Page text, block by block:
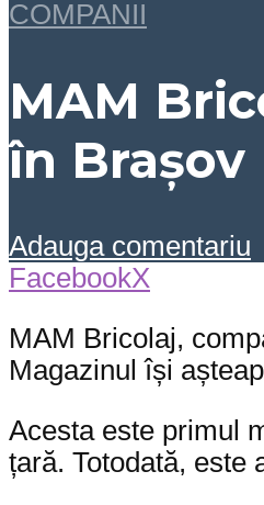
COMPANII
MAM
în Brașov
Adauga comentariu
FacebookX
MAM Bricolaj,
Magazinul își
Acesta este primul
țară. Totodată, este